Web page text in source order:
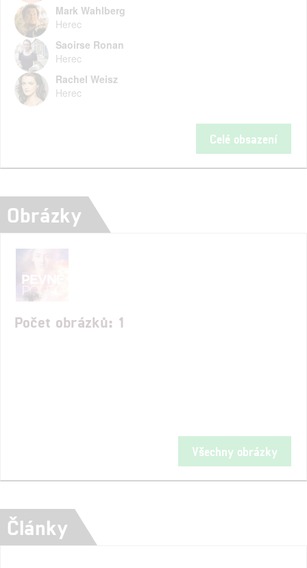
Mark Wahlberg
Herec
Saoirse Ronan
Herec
Rachel Weisz
Herec
Celé obsazení
Obrázky
Počet obrázků: 1
Všechny obrázky
Články